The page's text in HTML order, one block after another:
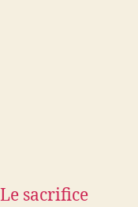
Le sacrifice